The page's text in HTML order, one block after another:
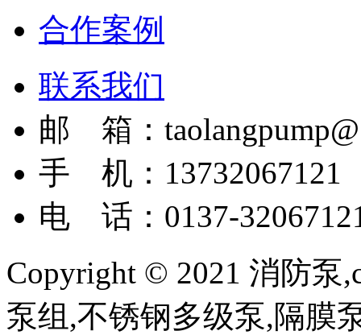
合作案例
联系我们
邮 箱：
手 机：13732067121
电 话：0137-
Copyright © 2021 消防泵
泵组,不锈钢多级泵,隔膜